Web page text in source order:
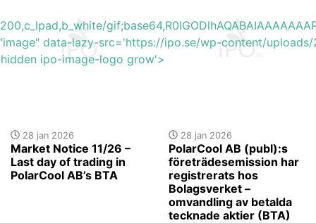
28 jan 2026
Market Notice 11/26 –
Last day of trading in
PolarCool AB’s BTA
data-lazy-src='https://ipo.se/wp-content/
ipo-image-logo grow'>
28 jan 2026
PolarCool AB (publ):s
företrädesemission har
registrerats hos
Bolagsverket –
omvandling av betalda
tecknade aktier (BTA)